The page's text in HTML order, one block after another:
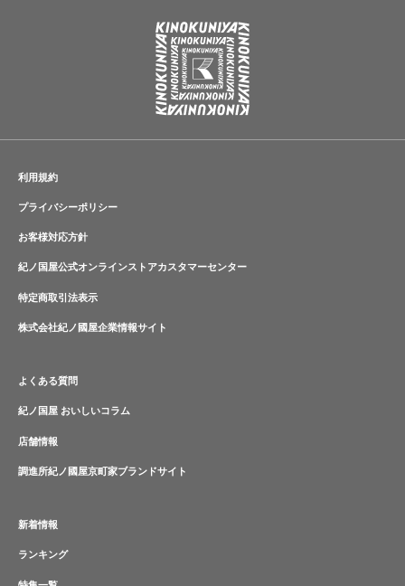
利用規約
プライバシーポリシー
お客様対応方針
紀ノ国屋公式オンラインストアカスタマーセンター
特定商取引法表示
株式会社紀ノ國屋企業情報サイト
よくある質問
紀ノ国屋 おいしいコラム
店舗情報
調進所紀ノ國屋京町家ブランドサイト
新着情報
ランキング